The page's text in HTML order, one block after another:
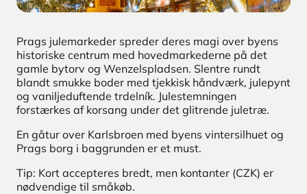
Prags julemarkeder spreder deres magi over byens
historiske centrum med hovedmarkederne på det
gamle bytorv og Wenzelspladsen. Slentre rundt
blandt smukke boder med tjekkisk håndværk, julepynt
og vaniljeduftende trdelník. Julestemningen
forstærkes af korsang under det glitrende juletræ.
En gåtur over Karlsbroen med byens vintersilhuet og
Prags borg i baggrunden er et must.
Tip: Kort accepteres bredt, men kontanter (CZK) er
nødvendige til småkøb.